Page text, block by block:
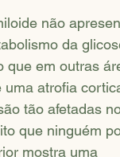
não
da
que em outras
uma atrofia
tão afetadas
que ninguém
mostra uma